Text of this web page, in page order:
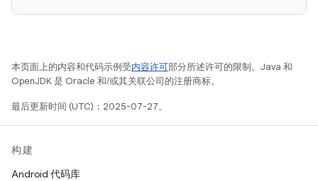
本页面上的内容和代码示例受内容许可部分所述许可的限制。Java 和
OpenJDK 是 Oracle 和/或其关联公司的注册商标。
最后更新时间 (UTC)：2025-07-27。
构建
Android 代码库